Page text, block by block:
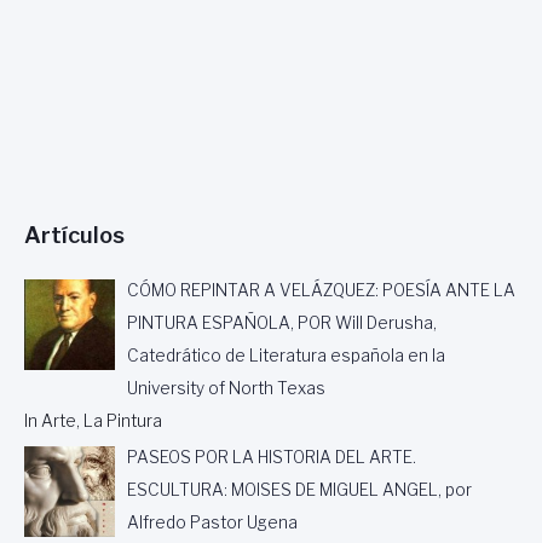
Artículos
CÓMO REPINTAR A VELÁZQUEZ: POESÍA ANTE LA
PINTURA ESPAÑOLA, POR Will Derusha,
Catedrático de Literatura española en la
University of North Texas
In Arte, La Pintura
PASEOS POR LA HISTORIA DEL ARTE.
ESCULTURA: MOISES DE MIGUEL ANGEL, por
Alfredo Pastor Ugena